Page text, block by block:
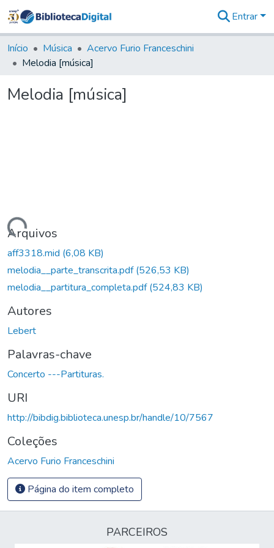
&
Coleções
Digital
Entrar
Início Música
Acervo Furio Franceschini
Melodia [música]
Melodia [música]
Carregando...
Arquivos
aff3318.mid (6,08 KB)
melodia__parte_transcrita.pdf(526,53 KB)
melodia__partitura_completa.pdf(524,83 KB)
Autores
Lebert
Palavras-chave
Concerto ---Partituras.
URI
http://bibdig.biblioteca.unesp.br/handle/10/7567
Coleções
Acervo Furio Franceschini
Página do item completo
PARCEIROS